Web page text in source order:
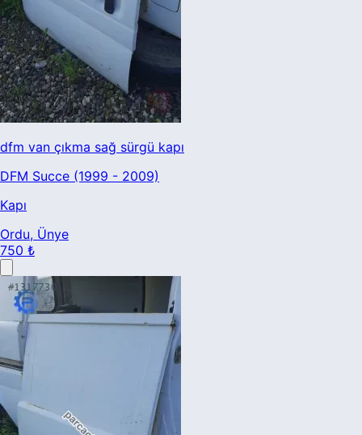
dfm van çıkma sağ sürgü kapı
DFM Succe (1999 - 2009)
Kapı
Ordu, Ünye
750 ₺